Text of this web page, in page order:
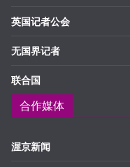
英国记者公会
无国界记者
联合国
合作媒体
渥京新闻